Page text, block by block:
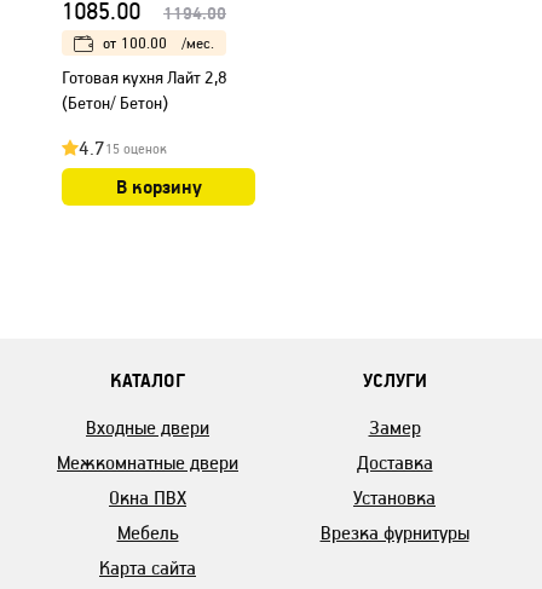
1085.00 1194.00
от 100.00 /мес.
Готовая кухня Лайт 2,8
(Бетон/ Бетон)
4.715 оценок
В корзину
КАТАЛОГ
Входные двери
Межкомнатные двери
Окна ПВХ
Мебель
Карта сайта
УСЛУГИ
Замер
Доставка
Установка
Врезка фурнитуры